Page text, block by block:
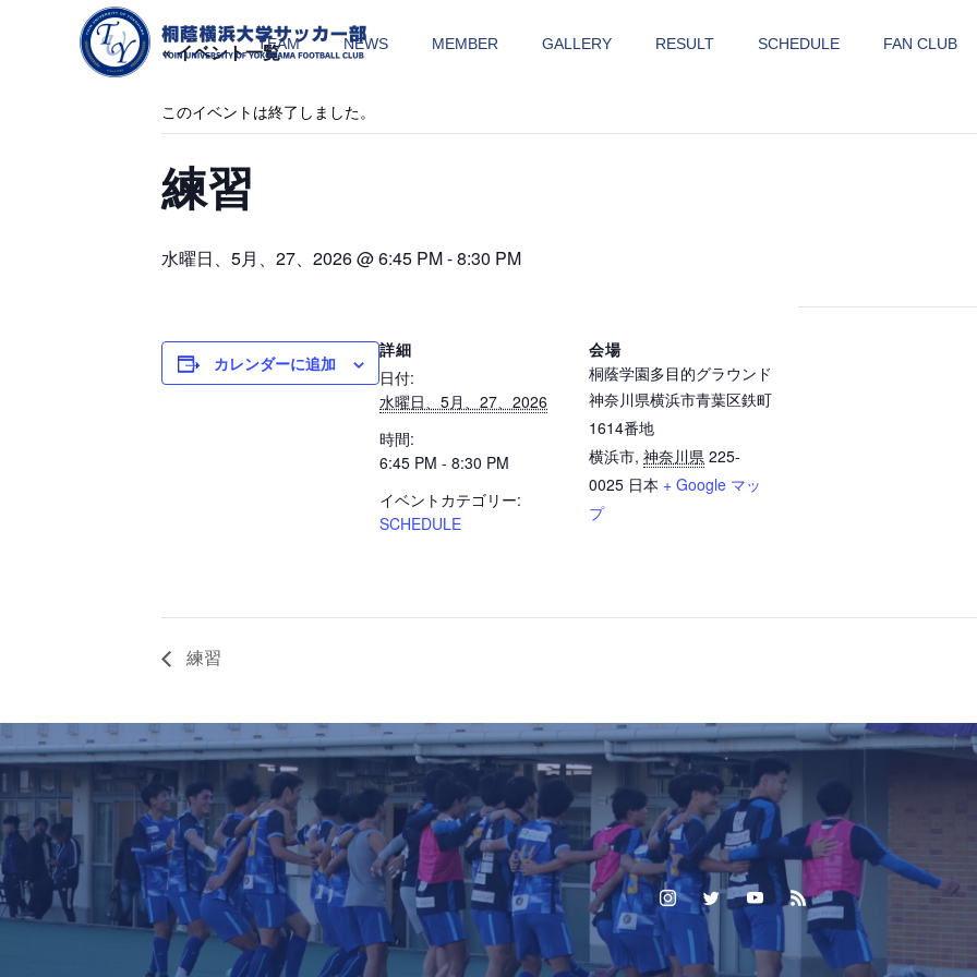
TEAM NEWS MEMBER GALLERY RESULT SCHEDULE FAN CLUB
« イベント一覧
このイベントは終了しました。
練習
水曜日、5月、27、2026 @ 6:45 PM-8:30 PM
カレンダーに追加
詳細
日付:
水曜日、5月、27、2026
時間:
6:45 PM - 8:30 PM
イベントカテゴリー:
SCHEDULE
会場
桐蔭学園多目的グラウンド
神奈川県横浜市青葉区鉄町
1614番地
横浜市, 神奈川県 225-
0025 日本 + Google マッ
プ
練習